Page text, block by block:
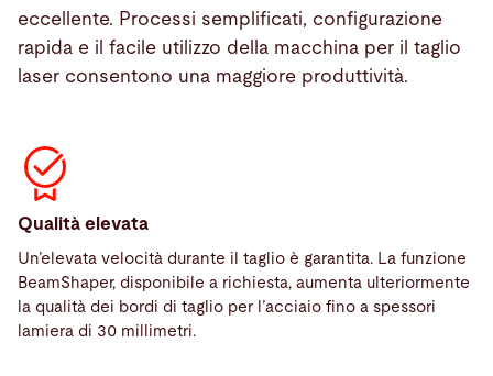
consente un processo stabile senza l’intervento
dell’operatore.
eccellente. Processi semplificati, configurazione
rapida e il facile utilizzo della macchina per il taglio
laser consentono una maggiore produttività.
Qualità elevata
Un’elevata velocità durante il taglio è garantita. La funzione
BeamShaper, disponibile a richiesta, aumenta ulteriormente
la qualità dei bordi di taglio per l’acciaio fino a spessori
lamiera di 30 millimetri.